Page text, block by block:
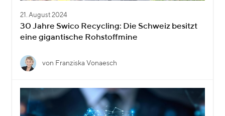
21. August 2024
30 Jahre Swico Recycling: Die Schweiz besitzt
eine gigantische Rohstoffmine
von Franziska Vonaesch